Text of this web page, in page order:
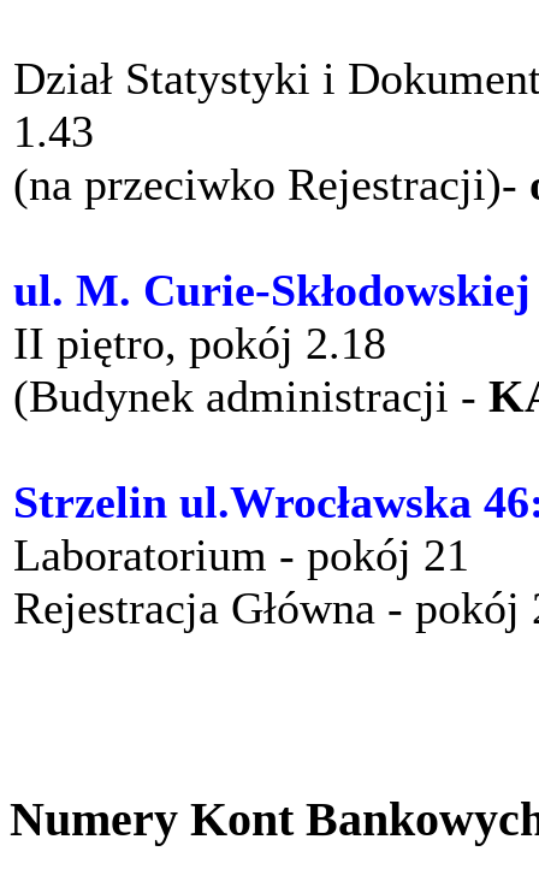
Dział Statystyki i
1.43
(na przeciwko Rejestracji)-
ul. M. Curie-Skłodowskiej
II piętro, pokój 2.18
(Budynek administracji -
Strzelin ul.Wrocławska
Laboratorium - pokój 21
Rejestracja Główna -
Numery Kont